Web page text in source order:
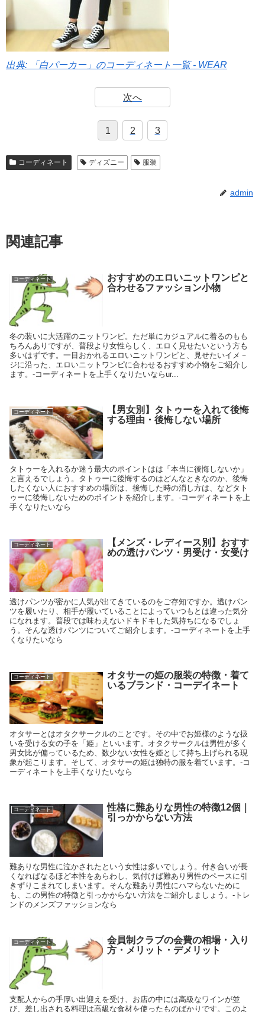
出典: 「白パーカー」のコーディネート一覧 - WEAR
次へ
1 2 3
コーディネート ディズニー 服装
admin
関連記事
コーディネート
おすすめのエロいニットワンピと
合わせるファッション小物
冬の装いに大活躍のニットワンピ。ただ単にカジュアルに着るのもも
ちろんありですが、普段より女性らしく、エロく見せたいという方も
多いはずです。一目おかれるエロいニットワンピと、見せたいイメ－
ジに沿った、エロいニットワンピに合わせるおすすめ小物をご紹介し
ます。-コーディネートを上手くなりたいならur...
コーディネート
【男女別】タトゥーを入れて後悔
する理由・後悔しない場所
タトゥーを入れるか迷う最大のポイントはは「本当に後悔しないか」
と言えるでしょう。タトゥーに後悔するのはどんなときなのか、後悔
したくない人におすすめの場所は、後悔した時の消し方は、などタト
ゥーに後悔しないためのポイントを紹介します。-コーディネートを上
手くなりたいなら
コーディネート
【メンズ・レディース別】おすす
めの透けパンツ・男受け・女受け
透けパンツが密かに人気が出てきているのをご存知ですか。透けパン
ツを履いたり、相手が履いていることによっていつもとは違った気分
になれます。普段では味わえないドキドキした気持ちになるでしょ
う。そんな透けパンツについてご紹介します。-コーディネートを上手
くなりたいなら
コーディネート
オタサーの姫の服装の特徴・着て
いるブランド・コーデイネート
オタサーとはオタクサークルのことです。その中でお姫様のような扱
いを受ける女の子を「姫」といいます。オタクサークルは男性が多く
男女比が偏っているため、数少ない女性を姫として持ち上げられる現
象が起こります。そして、オタサーの姫は独特の服を着ています。-コ
ーディネートを上手くなりたいなら
コーディネート
性格に難ありな男性の特徴12個｜
引っかからない方法
難ありな男性に泣かされたという女性は多いでしょう。付き合いが長
くなればなるほど本性をあらわし、気付けば難あり男性のペースに引
きずりこまれてしまいます。そんな難あり男性にハマらないために
も、この男性の特徴と引っかからない方法をご紹介しましょう。-トレ
ンドのメンズファッションなら
コーディネート
会員制クラブの会費の相場・入り
方・メリット・デメリット
支配人からの手厚い出迎えを受け、お店の中には高級なワインが並
び、差し出される料理は高級な食材を使ったものばかりです。このよ